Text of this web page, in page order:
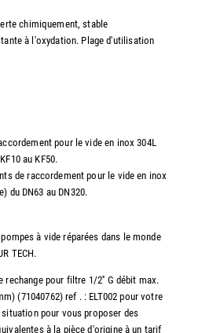
chimiquement, stable
à l'oxydation. Plage d'utilisation
pour le vide en inox 304L
au KF50.
de raccordement pour le vide en inox
du DN63 au DN320.
à vide réparées dans le monde
TECH.
rechange pour filtre 1/2'' G débit max.
(71040762) ref . : ELT002 pour votre
pour vous proposer des
à la pièce d'origine à un tarif